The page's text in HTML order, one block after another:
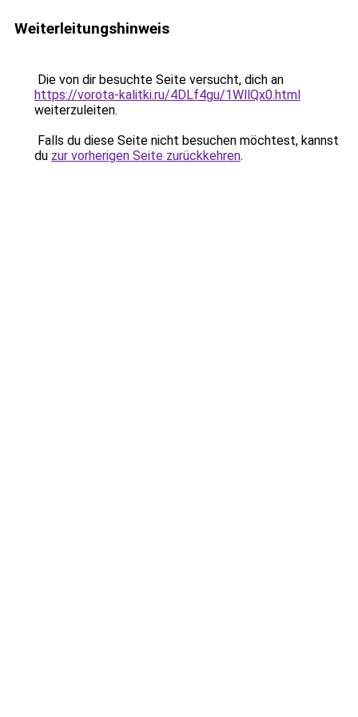
Weiterleitungshinweis
Die von dir besuchte Seite versucht, dich an
https://vorota-kalitki.ru/4DLf4gu/1WllQx0.html
weiterzuleiten.
Falls du diese Seite nicht besuchen möchtest, kannst
du zur vorherigen Seite zurückkehren.